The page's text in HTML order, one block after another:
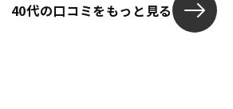
40代の口コミをもっと見る